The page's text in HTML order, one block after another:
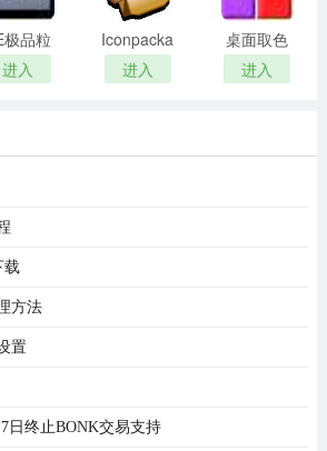
极品粒
子插件
进入
Iconpackager
中文补丁
进入
桌面取色
工具
colorpix
进入
载
方法
置
日终止BONK交易支持